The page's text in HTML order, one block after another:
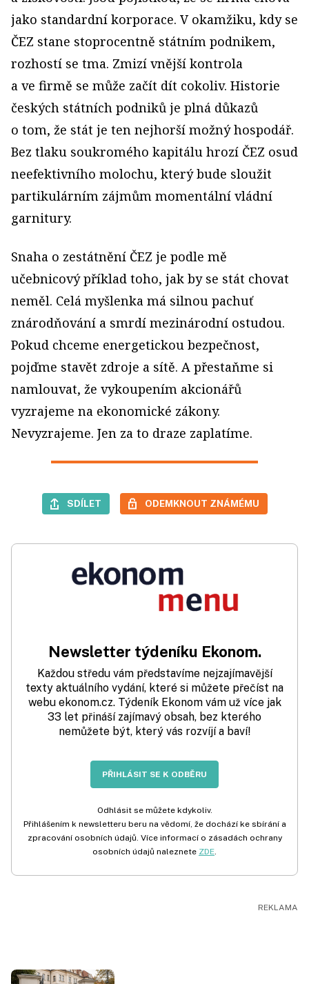
jako standardní korporace. V okamžiku, kdy se
ČEZ stane stoprocentně státním podnikem,
rozhostí se tma. Zmizí vnější kontrola
a ve firmě se může začít dít cokoliv. Historie
českých státních podniků je plná důkazů
o tom, že stát je ten nejhorší možný hospodář.
Bez tlaku soukromého kapitálu hrozí ČEZ osud
neefektivního molochu, který bude sloužit
partikulárním zájmům momentální vládní
garnitury.
Snaha o zestátnění ČEZ je podle mě
učebnicový příklad toho, jak by se stát chovat
neměl. Celá myšlenka má silnou pachuť
znárodňování a smrdí mezinárodní ostudou.
Pokud chceme energetickou bezpečnost,
pojďme stavět zdroje a sítě. A přestaňme si
namlouvat, že vykoupením akcionářů
vyzrajeme na ekonomické zákony.
Nevyzrajeme. Jen za to draze zaplatíme.
SDÍLET ODEMKNOUT ZNÁMÉMU
Newsletter týdeníku Ekonom.
Každou středu vám představíme nejzajímavější
texty aktuálního vydání, které si můžete přečíst na
webu ekonom.cz. Týdeník Ekonom vám už více jak
33 let přináší zajímavý obsah, bez kterého
nemůžete být, který vás rozvíjí a baví!
PŘIHLÁSIT SE K ODBĚRU
Odhlásit se můžete kdykoliv.
Přihlášením k newsletteru beru na vědomí, že dochází ke sbírání a
zpracování osobních údajů. Více informací o zásadách ochrany
osobních údajů naleznete ZDE.